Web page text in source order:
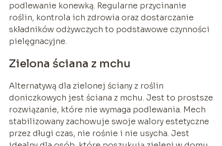
podlewanie konewką. Regularne przycinanie
roślin, kontrola ich zdrowia oraz dostarczanie
składników odżywczych to podstawowe czynności
pielęgnacyjne.
Zielona ściana z mchu
Alternatywą dla zielonej ściany z roślin
doniczkowych jest ściana z mchu. Jest to prostsze
rozwiązanie, które nie wymaga podlewania. Mech
stabilizowany zachowuje swoje walory estetyczne
przez długi czas, nie rośnie i nie usycha. Jest